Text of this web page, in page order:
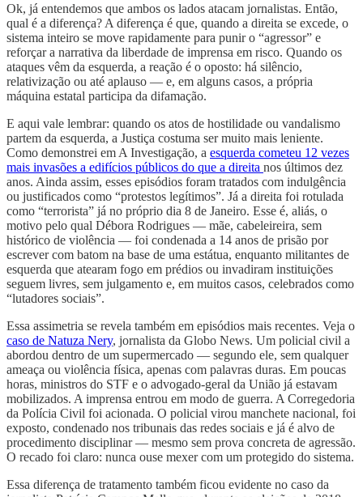
Ok, já entendemos que ambos os lados atacam jornalistas. Então,
qual é a diferença? A diferença é que, quando a direita se excede, o
sistema inteiro se move rapidamente para punir o “agressor” e
reforçar a narrativa da liberdade de imprensa em risco. Quando os
ataques vêm da esquerda, a reação é o oposto: há silêncio,
relativização ou até aplauso — e, em alguns casos, a própria
máquina estatal participa da difamação.
E aqui vale lembrar: quando os atos de hostilidade ou vandalismo
partem da esquerda, a Justiça costuma ser muito mais leniente.
Como demonstrei em A Investigação, a esquerda cometeu 12 vezes
mais invasões a edifícios públicos do que a direita nos últimos dez
anos. Ainda assim, esses episódios foram tratados com indulgência
ou justificados como “protestos legítimos”. Já a direita foi rotulada
como “terrorista” já no próprio dia 8 de Janeiro. Esse é, aliás, o
motivo pelo qual Débora Rodrigues — mãe, cabeleireira, sem
histórico de violência — foi condenada a 14 anos de prisão por
escrever com batom na base de uma estátua, enquanto militantes de
esquerda que atearam fogo em prédios ou invadiram instituições
seguem livres, sem julgamento e, em muitos casos, celebrados como
“lutadores sociais”.
Essa assimetria se revela também em episódios mais recentes. Veja o
caso de Natuza Nery, jornalista da Globo News. Um policial civil a
abordou dentro de um supermercado — segundo ele, sem qualquer
ameaça ou violência física, apenas com palavras duras. Em poucas
horas, ministros do STF e o advogado-geral da União já estavam
mobilizados. A imprensa entrou em modo de guerra. A Corregedoria
da Polícia Civil foi acionada. O policial virou manchete nacional, foi
exposto, condenado nos tribunais das redes sociais e já é alvo de
procedimento disciplinar — mesmo sem prova concreta de agressão.
O recado foi claro: nunca ouse mexer com um protegido do sistema.
Essa diferença de tratamento também ficou evidente no caso da